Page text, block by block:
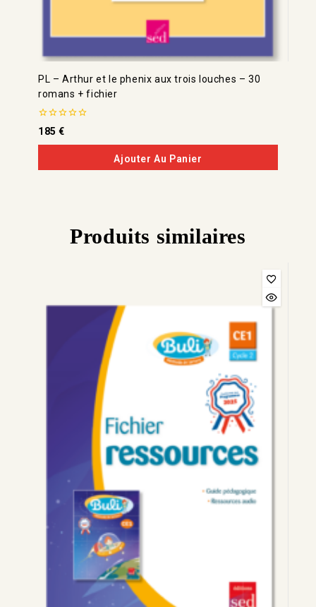
PL – Arthur et le phenix aux trois louches – 30
romans + fichier
0
de
5
185€
Ajouter Au Panier
Produits similaires